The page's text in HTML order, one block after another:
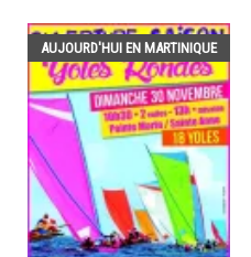
AUJOURD'HUI EN MARTINIQUE